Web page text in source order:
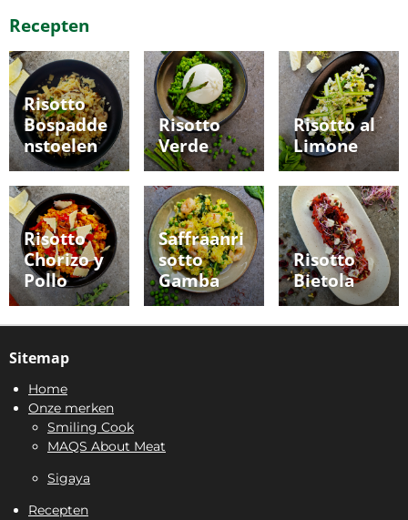
Recepten
Risotto
Bospadde
nstoelen
Risotto
Verde
Risotto al
Limone
Risotto
Chorizo y
Pollo
Saffraanri
sotto
Gamba
Risotto
Bietola
Sitemap
Home
Onze merken
Smiling Cook
MAQS About Meat
Sigaya
Recepten